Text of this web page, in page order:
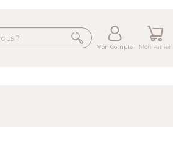
Mon Compte Mon Panier